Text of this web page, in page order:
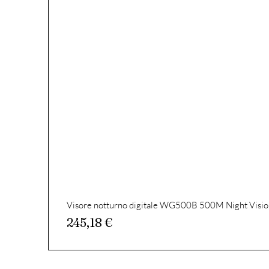
Visore notturno digitale WG500B 500M Night
Prezzo
245,18 €